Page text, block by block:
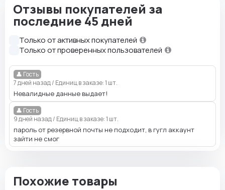
Отзывы покупателей за
последние 45 дней
Только от активных покупателей
Только от проверенных пользователей
👤 Гость
7 дней назад/ Единиц в заказе: 1 шт.
Невалидные данные выдает!
👤 Гость
9 дней назад/ Единиц в заказе: 1 шт.
пароль от резервной почты не подходит, в гугл аккаунт
зайти не смог
Похожие товары